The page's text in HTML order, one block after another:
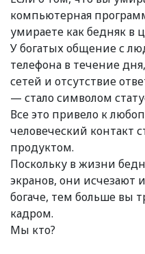
компьютерная
умираете как бедняк в
У богатых общение с
телефона в течение
сетей и отсутствие
— стало символом
Все это привело к
человеческий контакт
продуктом.
Поскольку в жизни
экранов, они исчезают
богаче, тем больше вы
кадром.
Мы кто?